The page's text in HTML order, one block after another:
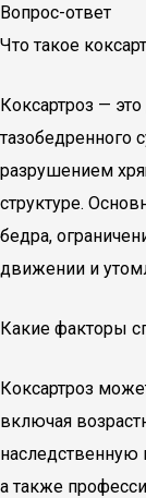
Вопрос-ответ
Что такое
Коксартроз —
тазобедренного
разрушением
структуре.
бедра,
движении и
Какие факторы
Коксартроз
включая
наследственную
а также